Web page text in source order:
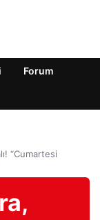
Forum
“Cumartesi